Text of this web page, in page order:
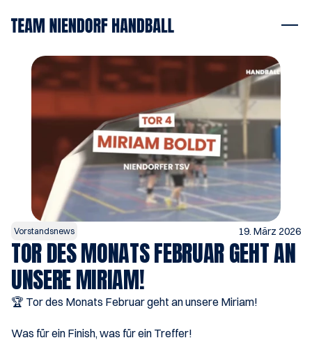
Vorstandsnews 19. März 2026
TOR DES MONATS FEBRUAR GEHT AN
UNSERE MIRIAM!
🏆 Tor des Monats Februar geht an unsere Miriam!
Was für ein Finish, was für ein Treffer!